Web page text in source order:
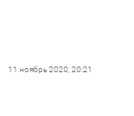
11 ноябрь 2020, 20:21